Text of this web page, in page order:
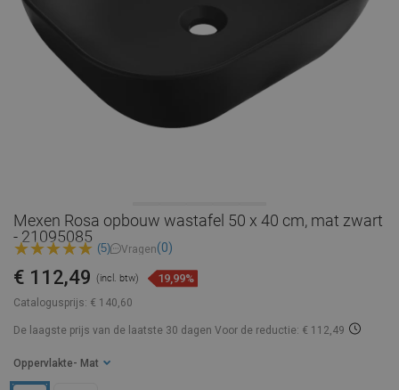
Mexen Rosa opbouw wastafel 50 x 40 cm, mat zwart
- 21095085
(5) Vragen(0)
Catalogusprijs: € 140,60
€ 112,49 (incl. btw) 19,99%
De laagste prijs van de laatste 30 dagen Voor de reductie: € 112,49
Oppervlakte - Mat